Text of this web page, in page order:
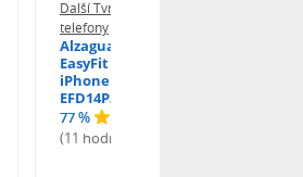
Další Tvrzená skla pro mobilní
telefony
Alzaguard 2.5D Glass
EasyFit DustFree pro
iPhone 16 Pro / 17 AGD-
EFD14P3
77 %
(11 hodnocení)